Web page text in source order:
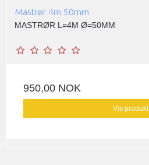
Mastrør 4m 50mm
MASTRØR L=4M Ø=50MM
950,00 NOK
Vis produkt